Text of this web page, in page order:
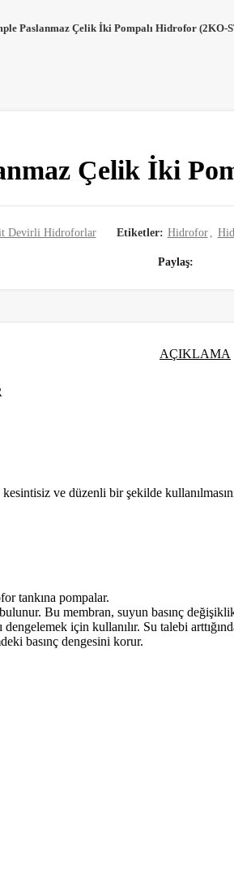
Paslanmaz Çelik İki Pompalı Hidrofor (2KO-
Çelik İki
Devirli Hidroforlar Etiketler: Hidrofor
Paylaş
AÇIKLAMA
ve düzenli bir şekilde
tankına pompalar.
Bu membran, suyun basınç
için kullanılır. Su talebi
basınç dengesini korur.